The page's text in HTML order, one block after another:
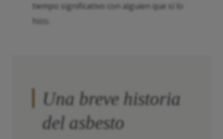
tiempo significativo con alguien que sí lo
hizo.
Una breve historia
del asbesto